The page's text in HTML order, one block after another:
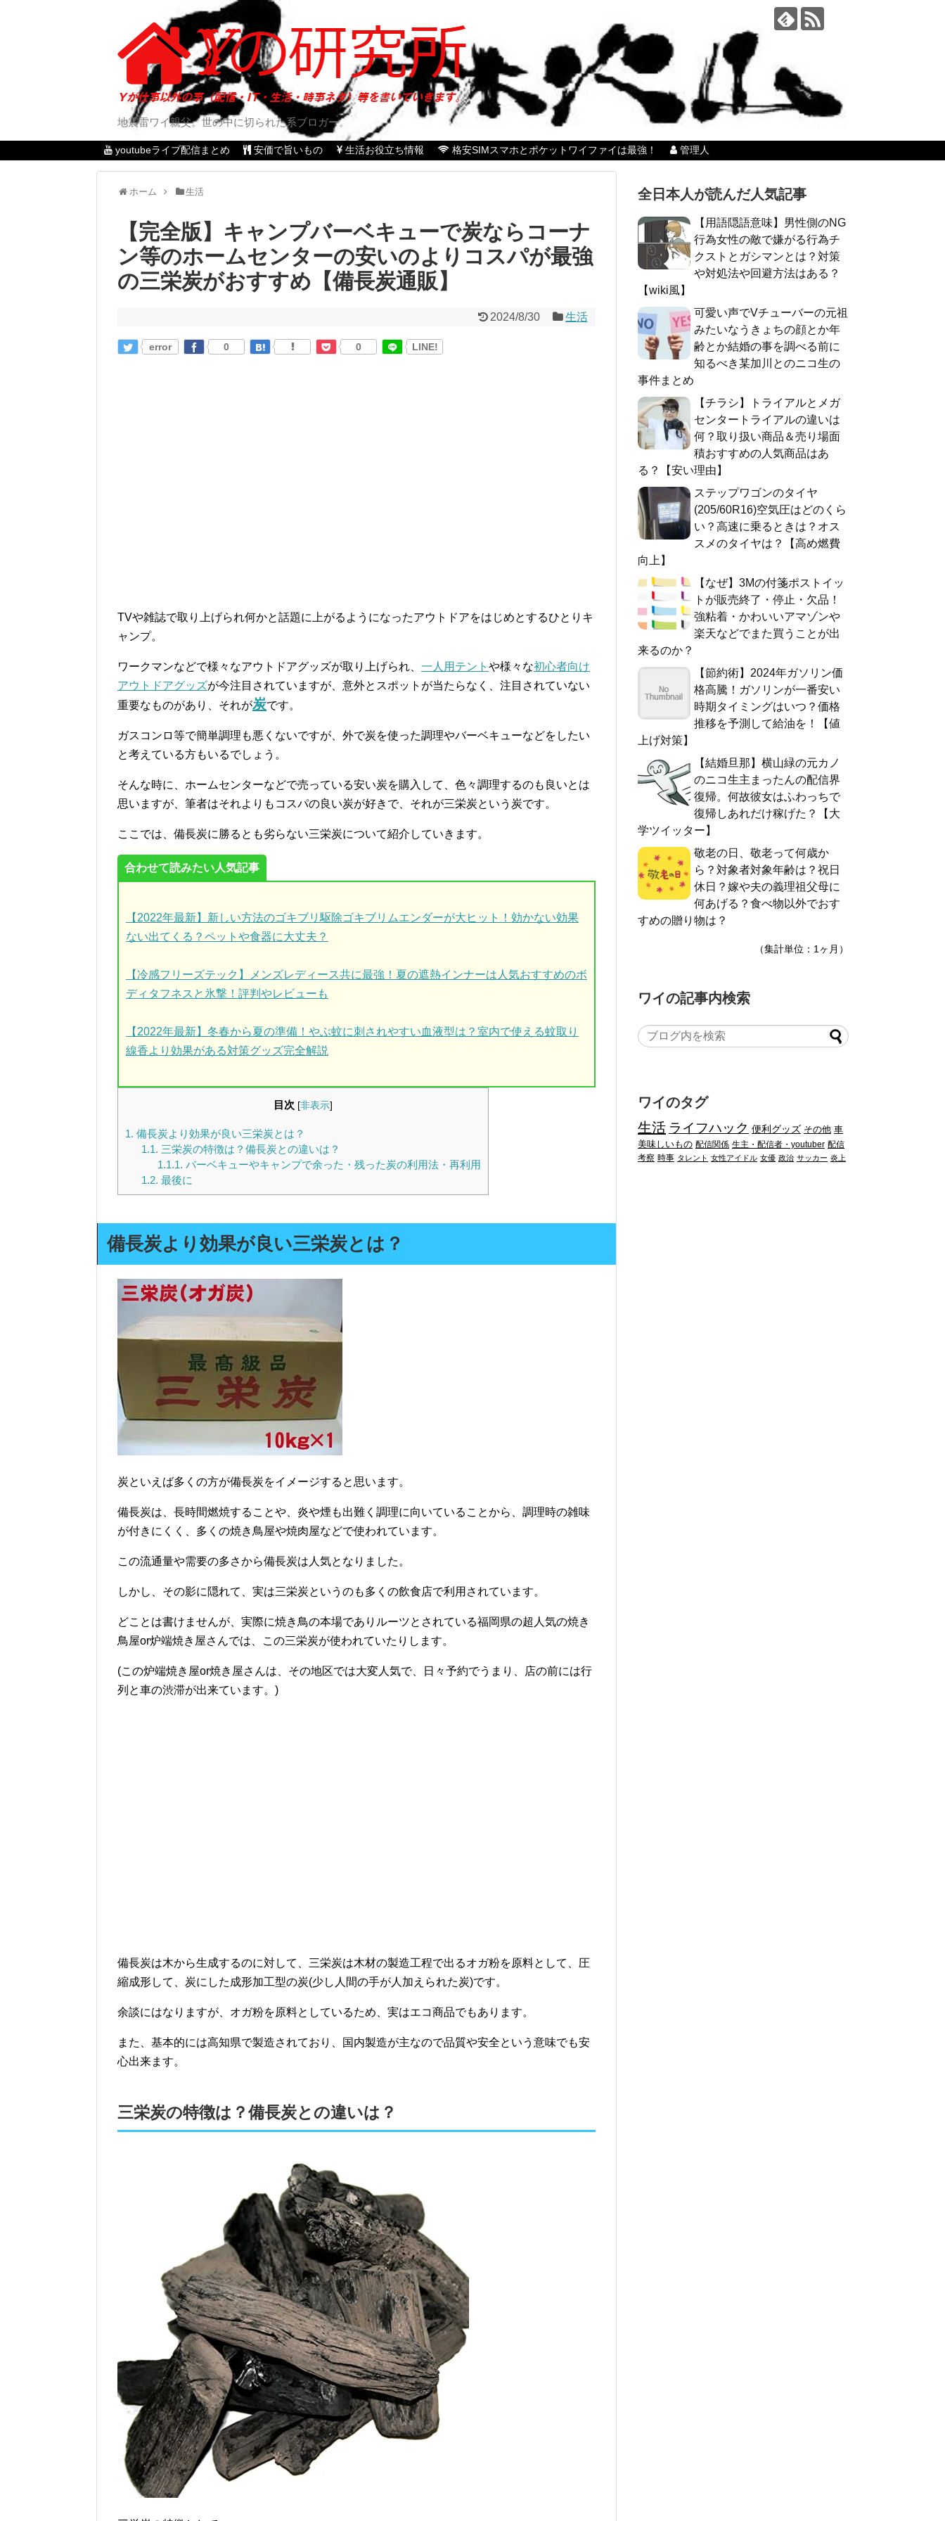
地震雷ワイ親父。世の中に切られた系ブロガー。
youtubeライブ配信まとめ 安価で旨いもの 生活お役立ち情報 格安SIMスマホとポケットワイファイは最強！ 管理人
ホーム 生活
【完全版】キャンプバーベキューで炭ならコーナ
ン等のホームセンターの安いのよりコスパが最強
の三栄炭がおすすめ【備長炭通販】
2024/8/30 生活
error 0 0 LINE!
TVや雑誌で取り上げられ何かと話題に上がるようになったアウトドアをはじめとするひとりキ
ャンプ。
ワークマンなどで様々なアウトドアグッズが取り上げられ、 一人用テント や様々な初心者向け
アウトドアグッズが今注目されていますが、意外とスポットが当たらなく、注目されていない
重要なものがあり、それが炭です。
ガスコンロ等で簡単調理も悪くないですが、外で炭を使った調理やバーベキューなどをしたい
と考えている方もいるでしょう。
そんな時に、ホームセンターなどで売っている安い炭を購入して、色々調理するのも良いとは
思いますが、筆者はそれよりもコスパの良い炭が好きで、それが三栄炭という炭です。
ここでは、備長炭に勝るとも劣らない三栄炭について紹介していきます。
合わせて読みたい人気記事
【2022年最新】新しい方法のゴキブリ駆除ゴキブリムエンダーが大ヒット！効かない効果
ない出てくる？ペットや食器に大丈夫？
【冷感フリーズテック】メンズレディース共に最強！夏の遮熱インナーは人気おすすめのボ
ディタフネスと氷撃！評判やレビューも
【2022年最新】冬春から夏の準備！やぶ蚊に刺されやすい血液型は？室内で使える蚊取り
線香より効果がある対策グッズ完全解説
目次 [非表示]
1. 備長炭より効果が良い三栄炭とは？
1.1. 三栄炭の特徴は？備長炭との違いは？
1.1.1. バーベキューやキャンプで余った・残った炭の利用法・再利用
1.2. 最後に
備長炭より効果が良い三栄炭とは？
炭といえば多くの方が備長炭をイメージすると思います。
備長炭は、長時間燃焼することや、炎や煙も出難く調理に向いていることから、調理時の雑味
が付きにくく、多くの焼き鳥屋や焼肉屋などで使われています。
この流通量や需要の多さから備長炭は人気となりました。
しかし、その影に隠れて、実は三栄炭というのも多くの飲食店で利用されています。
どことは書けませんが、実際に焼き鳥の本場でありルーツとされている福岡県の超人気の焼き
鳥屋or炉端焼き屋さんでは、この三栄炭が使われていたりします。
(この炉端焼き屋or焼き屋さんは、その地区では大変人気で、日々予約でうまり、店の前には行
列と車の渋滞が出来ています。)
備長炭は木から生成するのに対して、三栄炭は木材の製造工程で出るオガ粉を原料として、圧
縮成形して、炭にした成形加工型の炭(少し人間の手が人加えられた炭)です。
余談にはなりますが、オガ粉を原料としているため、実はエコ商品でもあります。
また、基本的には高知県で製造されており、国内製造が主なので品質や安全という意味でも安
心出来ます。
三栄炭の特徴は？備長炭との違いは？
全日本人が読んだ人気記事
【用語隠語意味】男性側のNG
行為女性の敵で嫌がる行為チ
クストとガシマンとは？対策
や対処法や回避方法はある？
【wiki風】
可愛い声でVチューバーの元祖
みたいなうきょちの顔とか年
齢とか結婚の事を調べる前に
知るべき某加川とのニコ生の
事件まとめ
【チラシ】トライアルとメガ
センタートライアルの違いは
何？取り扱い商品＆売り場面
積おすすめの人気商品はあ
る？【安い理由】
ステップワゴンのタイヤ
(205/60R16)空気圧はどのくら
い？高速に乗るときは？オス
スメのタイヤは？【高め燃費
向上】
【なぜ】3Mの付箋ポストイッ
トが販売終了・停止・欠品！
強粘着・かわいいアマゾンや
楽天などでまた買うことが出
来るのか？
【節約術】2024年ガソリン価
格高騰！ガソリンが一番安い
時期タイミングはいつ？価格
推移を予測して給油を！【値
上げ対策】
【結婚旦那】横山緑の元カノ
のニコ生主まったんの配信界
復帰。何故彼女はふわっちで
復帰しあれだけ稼げた？【大
学ツイッター】
敬老の日、敬老って何歳か
ら？対象者対象年齢は？祝日
休日？嫁や夫の義理祖父母に
何あげる？食べ物以外でおす
すめの贈り物は？
（集計単位：1ヶ月）
ワイの記事内検索
ワイのタグ
生活 ライフハック 便利グッズ その他 車
美味しいもの 配信関係 生主・配信者・youtuber 配信
考察 時事 タレント 女性アイドル 女優 政治 サッカー 炎上